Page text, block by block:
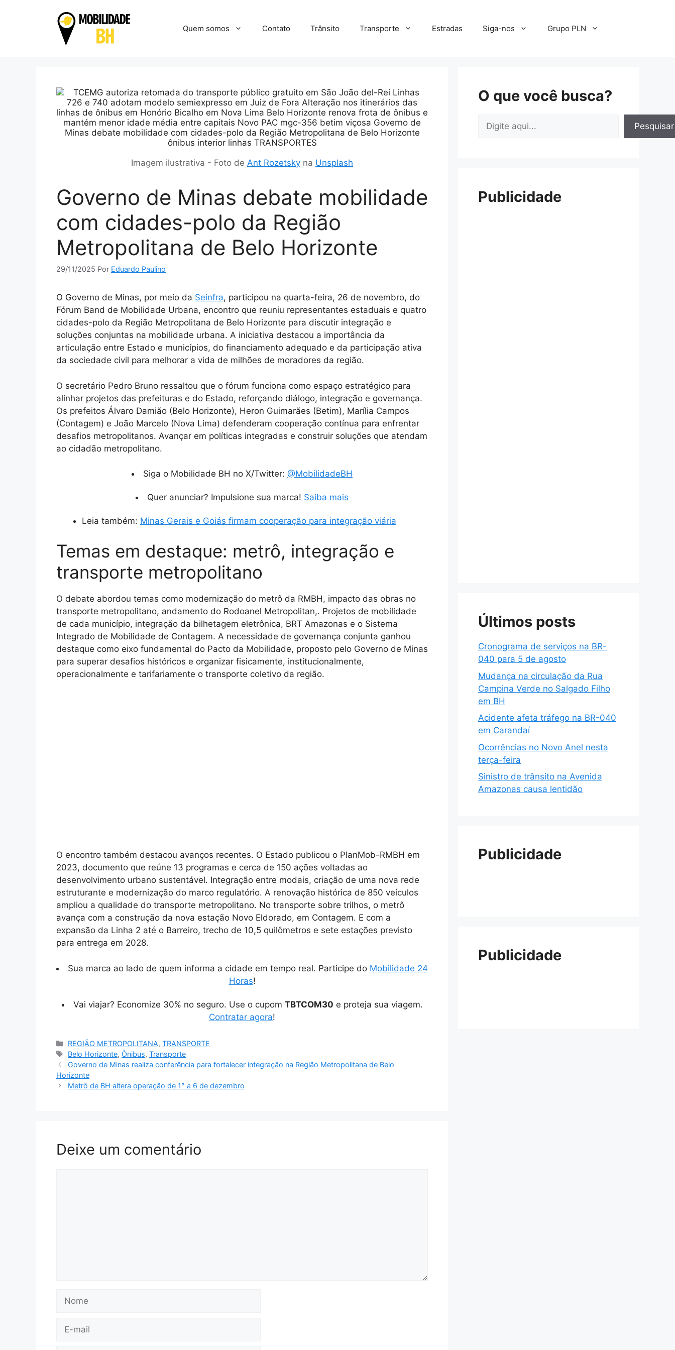
Quem somos Contato Trânsito Transporte Estradas Siga-nos Grupo PLN
Imagem ilustrativa - Foto de Ant Rozetsky na Unsplash
Governo de Minas debate mobilidade
com cidades-polo da Região
Metropolitana de Belo Horizonte
29/11/2025 Por Eduardo Paulino
O Governo de Minas, por meio da Seinfra, participou na quarta-feira, 26 de novembro, do
Fórum Band de Mobilidade Urbana, encontro que reuniu representantes estaduais e quatro
cidades-polo da Região Metropolitana de Belo Horizonte para discutir integração e
soluções conjuntas na mobilidade urbana. A iniciativa destacou a importância da
articulação entre Estado e municípios, do financiamento adequado e da participação ativa
da sociedade civil para melhorar a vida de milhões de moradores da região.
O secretário Pedro Bruno ressaltou que o fórum funciona como espaço estratégico para
alinhar projetos das prefeituras e do Estado, reforçando diálogo, integração e governança.
Os prefeitos Álvaro Damião (Belo Horizonte), Heron Guimarães (Betim), Marília Campos
(Contagem) e João Marcelo (Nova Lima) defenderam cooperação contínua para enfrentar
desafios metropolitanos. Avançar em políticas integradas e construir soluções que atendam
ao cidadão metropolitano.
Siga o Mobilidade BH no X/Twitter: @MobilidadeBH
Quer anunciar? Impulsione sua marca! Saiba mais
Leia também: Minas Gerais e Goiás firmam cooperação para integração viária
Temas em destaque: metrô, integração e
transporte metropolitano
O debate abordou temas como modernização do metrô da RMBH, impacto das obras no
transporte metropolitano, andamento do Rodoanel Metropolitan,. Projetos de mobilidade
de cada município, integração da bilhetagem eletrônica, BRT Amazonas e o Sistema
Integrado de Mobilidade de Contagem. A necessidade de governança conjunta ganhou
destaque como eixo fundamental do Pacto da Mobilidade, proposto pelo Governo de Minas
para superar desafios históricos e organizar fisicamente, institucionalmente,
operacionalmente e tarifariamente o transporte coletivo da região.
O encontro também destacou avanços recentes. O Estado publicou o PlanMob-RMBH em
2023, documento que reúne 13 programas e cerca de 150 ações voltadas ao
desenvolvimento urbano sustentável. Integração entre modais, criação de uma nova rede
estruturante e modernização do marco regulatório. A renovação histórica de 850 veículos
ampliou a qualidade do transporte metropolitano. No transporte sobre trilhos, o metrô
avança com a construção da nova estação Novo Eldorado, em Contagem. E com a
expansão da Linha 2 até o Barreiro, trecho de 10,5 quilômetros e sete estações previsto
para entrega em 2028.
Sua marca ao lado de quem informa a cidade em tempo real. Participe do Mobilidade 24
Horas!
Vai viajar? Economize 30% no seguro. Use o cupom TBTCOM30 e proteja sua viagem.
Contratar agora!
Categorias
REGIÃO METROPOLITANA,TRANSPORTE
Tags
Belo Horizonte, Ônibus,Transporte
Governo de Minas realiza conferência para fortalecer integração na Região Metropolitana de Belo
Horizonte
Metrô de BH altera operação de 1° a 6 de dezembro
Deixe um comentário
mail
O que você busca?
Pesquisar
Pesquisar
Publicidade
Últimos posts
Cronograma de serviços na BR-
040 para 5 de agosto
Mudança na circulação da Rua
Campina Verde no Salgado Filho
em BH
Acidente afeta tráfego na BR-040
em Carandaí
Ocorrências no Novo Anel nesta
terça-feira
Sinistro de trânsito na Avenida
Amazonas causa lentidão
Publicidade
Publicidade